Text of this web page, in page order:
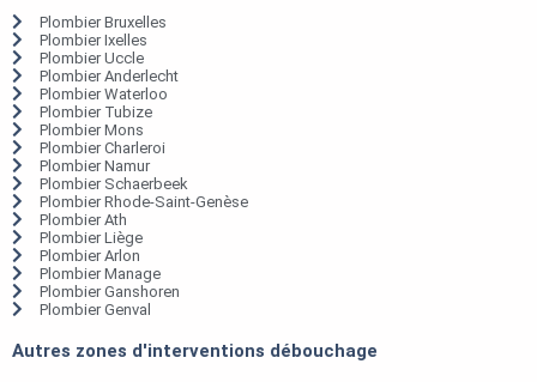
Plombier Bruxelles
Plombier Ixelles
Plombier Uccle
Plombier Anderlecht
Plombier Waterloo
Plombier Tubize
Plombier Mons
Plombier Charleroi
Plombier Namur
Plombier Schaerbeek
Plombier Rhode-Saint-Genèse
Plombier Ath
Plombier Liège
Plombier Arlon
Plombier Manage
Plombier Ganshoren
Plombier Genval
Autres zones d'interventions débouchage